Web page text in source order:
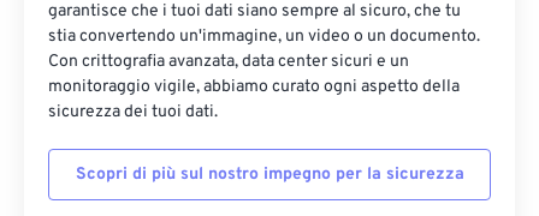
garantisce che i tuoi dati siano sempre al sicuro, che tu
stia convertendo un'immagine, un video o un documento.
Con crittografia avanzata, data center sicuri e un
monitoraggio vigile, abbiamo curato ogni aspetto della
sicurezza dei tuoi dati.
Scopri di più sul nostro impegno per la sicurezza